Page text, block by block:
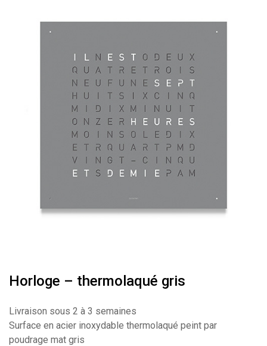
Horloge – thermolaqué gris
Livraison sous 2 à 3 semaines
Surface en acier inoxydable thermolaqué peint par
poudrage mat gris